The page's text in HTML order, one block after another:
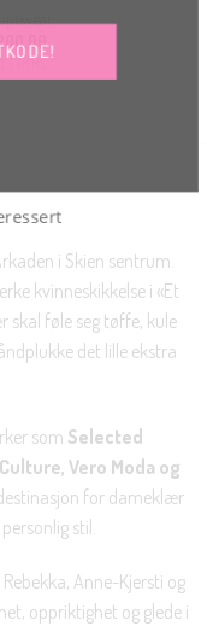
i Skien sentrum.
kvinneskikkelse i «Et
skal føle seg tøffe, kule
det lille ekstra
som Selected
Vero Moda og
destinasjon for dameklær
stil.
Anne-Kjersti og
oppriktighet og glede i